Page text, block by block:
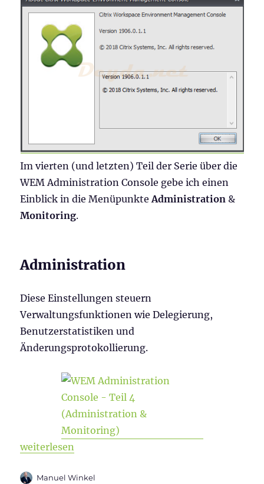
Im vierten (und letzten) Teil der Serie über die
WEM Administration Console gebe ich einen
Einblick in die MenüpunkteAdministration &
Monitoring.
Administration
Diese Einstellungen steuern
Verwaltungsfunktionen wie Delegierung,
Benutzerstatistiken und
Änderungsprotokollierung.
„WEM Administration Console Version 1906 –
weiterlesen
Autor
Manuel Winkel